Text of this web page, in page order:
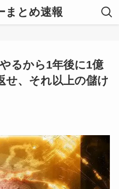
まとめ速報
るから1年後に1億
せ、それ以上の儲け